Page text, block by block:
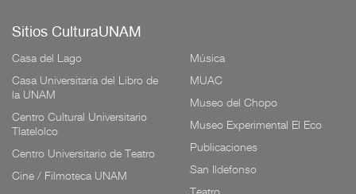
Sitios CulturaUNAM
Casa del Lago
Casa Universitaria del Libro de
la UNAM
Centro Cultural Universitario
Tlatelolco
Centro Universitario de Teatro
Cine / Filmoteca UNAM
Música
MUAC
Museo del Chopo
Museo Experimental El Eco
Publicaciones
San Ildefonso